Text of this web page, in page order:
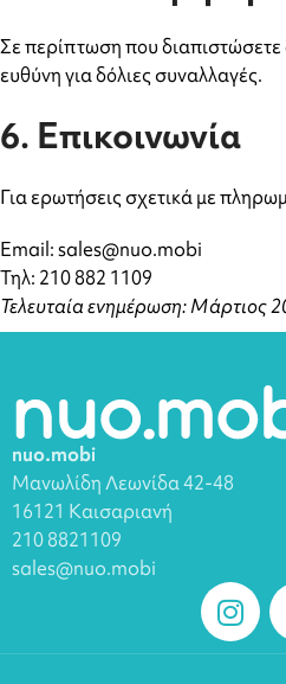
Σε περίπτωση που
ευθύνη για δόλιες συναλλαγές.
6. Επικοινωνία
Για ερωτήσεις σχετικά με
Email: sales@nuo.mobi
Τηλ: 210 882 1109
Τελευταία ενημέρωση: Μάρτιος
nuo.mobi
Μανωλίδη Λεωνίδα 42-48
16121 Καισαριανή
210 8821109
sales@nuo.mobi